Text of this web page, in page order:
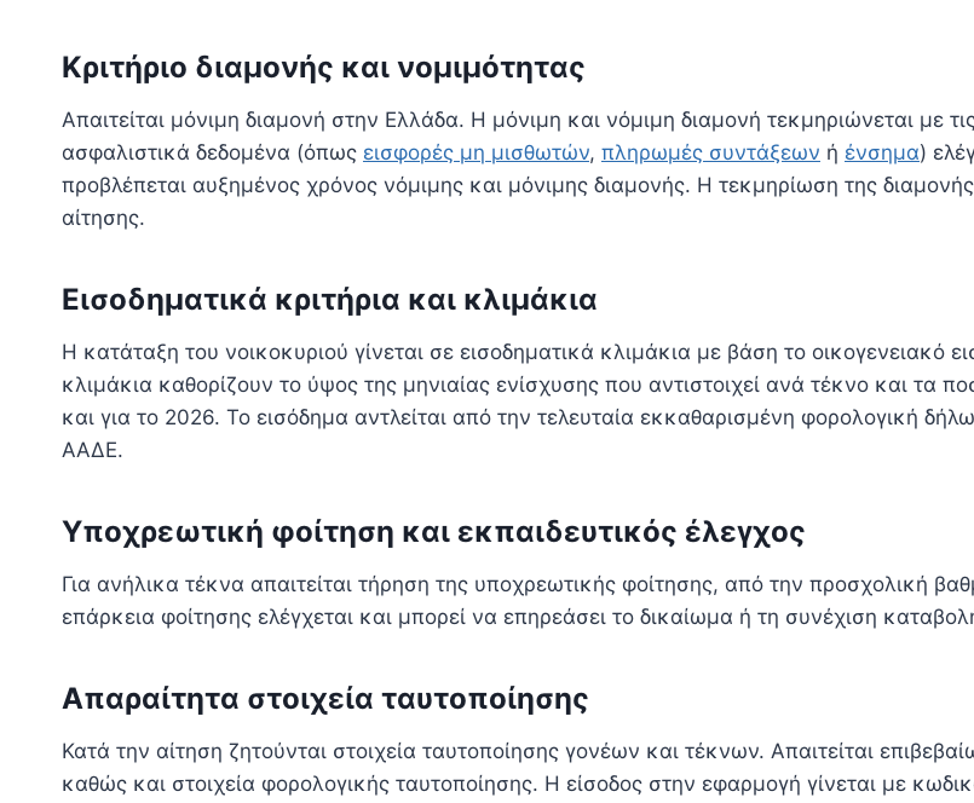
Κριτήριο διαμονής και νομιμότητας
Απαιτείται μόνιμη διαμονή στην Ελλάδα. Η μόνιμη και νόμιμη διαμονή τεκμηριώνεται με
ασφαλιστικά δεδομένα (όπως εισφορές μη μισθωτών, πληρωμές συντάξεων ή ένσημα)
προβλέπεται αυξημένος χρόνος νόμιμης και μόνιμης διαμονής. Η τεκμηρίωση της
αίτησης.
Εισοδηματικά κριτήρια και κλιμάκια
Η κατάταξη του νοικοκυριού γίνεται σε εισοδηματικά κλιμάκια με βάση το
κλιμάκια καθορίζουν το ύψος της μηνιαίας ενίσχυσης που αντιστοιχεί ανά τέκνο και
και για το 2026. Το εισόδημα αντλείται από την τελευταία εκκαθαρισμένη φορολογική
ΑΑΔΕ.
Υποχρεωτική φοίτηση και εκπαιδευτικός έλεγχος
Για ανήλικα τέκνα απαιτείται τήρηση της υποχρεωτικής φοίτησης, από την προσχολική
επάρκεια φοίτησης ελέγχεται και μπορεί να επηρεάσει το δικαίωμα ή τη συνέχιση
Απαραίτητα στοιχεία ταυτοποίησης
Κατά την αίτηση ζητούνται στοιχεία ταυτοποίησης γονέων και τέκνων. Απαιτείται
καθώς και στοιχεία φορολογικής ταυτοποίησης. Η είσοδος στην εφαρμογή γίνεται με